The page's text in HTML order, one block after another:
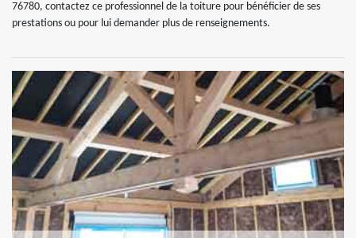
76780, contactez ce professionnel de la toiture pour bénéficier de ses
prestations ou pour lui demander plus de renseignements.